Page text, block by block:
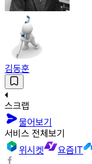
김동훈
스크랩
물어보기
서비스 전체보기
위시켓
요즘IT